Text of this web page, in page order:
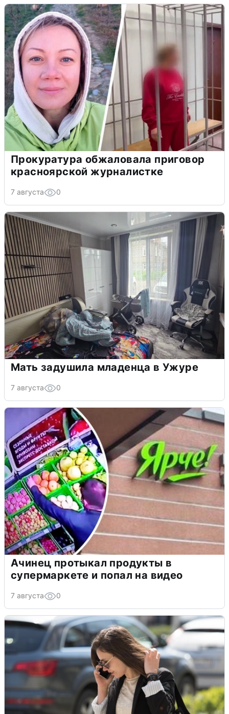
Прокуратура обжаловала приговор
красноярской журналистке
7 августа 0
Мать задушила младенца в Ужуре
7 августа 0
Ачинец протыкал продукты в
супермаркете и попал на видео
7 августа 0